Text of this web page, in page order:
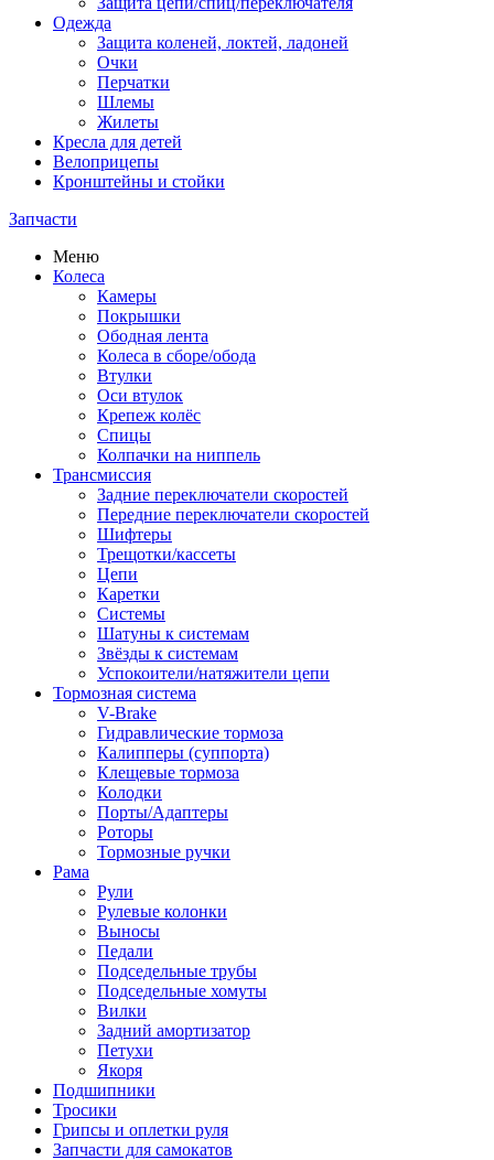
Одежда
Защита коленей, локтей, ладоней
Очки
Перчатки
Шлемы
Жилеты
Кресла для детей
Велоприцепы
Кронштейны и стойки
Запчасти
Меню
Колеса
Камеры
Покрышки
Ободная лента
Колеса в сборе/обода
Втулки
Оси втулок
Крепеж колёс
Спицы
Колпачки на ниппель
Трансмиссия
Задние переключатели скоростей
Передние переключатели скоростей
Шифтеры
Трещотки/кассеты
Цепи
Каретки
Системы
Шатуны к системам
Звёзды к системам
Успокоители/натяжители цепи
Тормозная система
V-Brake
Гидравлические тормоза
Калипперы (суппорта)
Клещевые тормоза
Колодки
Порты/Адаптеры
Роторы
Тормозные ручки
Рама
Рули
Рулевые колонки
Выносы
Педали
Подседельные трубы
Подседельные хомуты
Вилки
Задний амортизатор
Петухи
Якоря
Подшипники
Тросики
Грипсы и оплетки руля
Запчасти для самокатов